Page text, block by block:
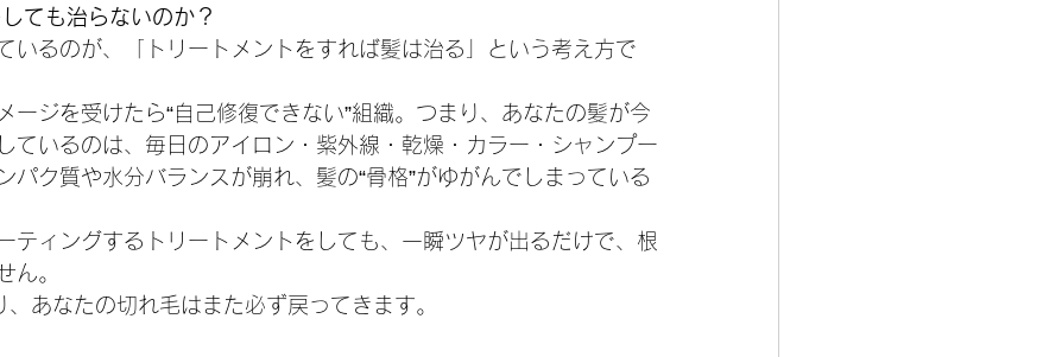
ても治らないのか？
いるのが、「トリートメントをすれば髪は治る」という考え方で
ージを受けたら“自己修復できない”組織。つまり、あなたの髪が今
ているのは、毎日のアイロン・紫外線・乾燥・カラー・シャンプー
パク質や水分バランスが崩れ、髪の“骨格”がゆがんでしまっている
ティングするトリートメントをしても、一瞬ツヤが出るだけで、根
ん。
、あなたの切れ毛はまた必ず戻ってきます。